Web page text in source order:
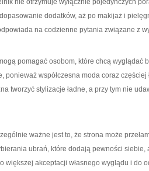
nie otrzymuje wyłącznie pojedynczych
dodatków, aż po makijaż i
na codzienne pytania związane z
pomagać osobom, które chcą wyglądać
ponieważ współczesna moda coraz
tworzyć stylizacje ładne, a przy tym nie
ważne jest to, że strona może
ubrań, które dodają pewności siebie,
większej akceptacji własnego wyglądu i do